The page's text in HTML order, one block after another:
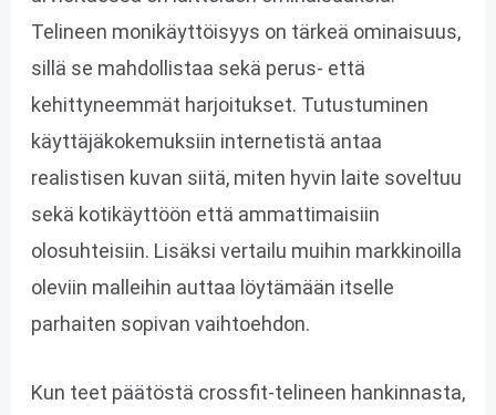
Telineen monikäyttöisyys on tärkeä ominaisuus,
sillä se mahdollistaa sekä perus- että
kehittyneemmät harjoitukset. Tutustuminen
käyttäjäkokemuksiin internetistä antaa
realistisen kuvan siitä, miten hyvin laite soveltuu
sekä kotikäyttöön että ammattimaisiin
olosuhteisiin. Lisäksi vertailu muihin markkinoilla
oleviin malleihin auttaa löytämään itselle
parhaiten sopivan vaihtoehdon.
Kun teet päätöstä crossfit-telineen hankinnasta,